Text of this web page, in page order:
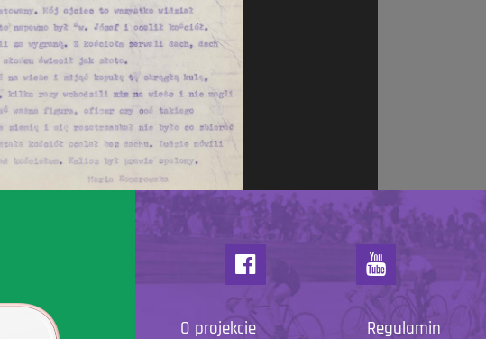
O projekcie Regulamin